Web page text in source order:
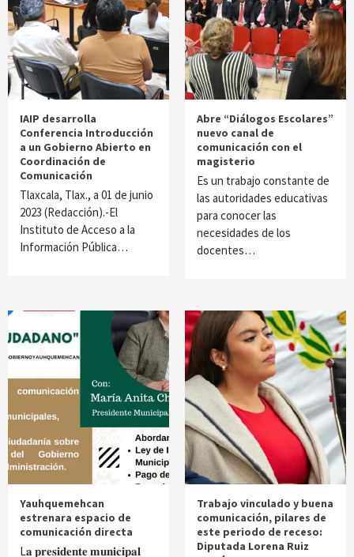
IAIP desarrolla
Conferencia Introducción
a un Gobierno Abierto en
Coordinación de
Comunicación
Tlaxcala, Tlax., a 01 de junio
2023 (Redacción).-El
Instituto de Acceso a la
Información Pública…
Abre “Diálogos Escolares”
nuevo canal de
comunicación con el
magisterio
Es un trabajo constante de
las autoridades educativas
para conocer las
necesidades de los
docentes…
Yauhquemehcan
estrenara espacio de
comunicación directa
L𝐚 𝐩𝐫𝐞𝐬𝐢𝐝𝐞𝐧𝐭𝐞 𝐦𝐮𝐧𝐢𝐜𝐢𝐩𝐚𝐥
Trabajo vinculado y buena
comunicación, pilares de
este periodo de receso:
Diputada Lorena Ruiz